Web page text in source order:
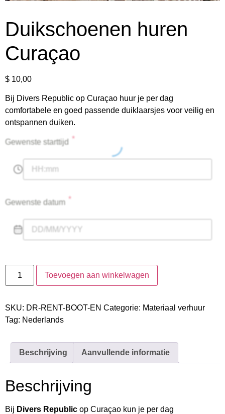
Duikschoenen huren
Curaçao
$ 10,00
Bij Divers Republic op Curaçao huur je per dag
comfortabele en goed passende duiklaarsjes voor veilig en
ontspannen duiken.
Gewenste starttijd *
Gewenste datum *
Toevoegen aan winkelwagen
SKU: DR-RENT-BOOT-EN Categorie: Materiaal verhuur
Tag: Nederlands
Beschrijving Aanvullende informatie
Beschrijving
Bij Divers Republic op Curaçao kun je per dag